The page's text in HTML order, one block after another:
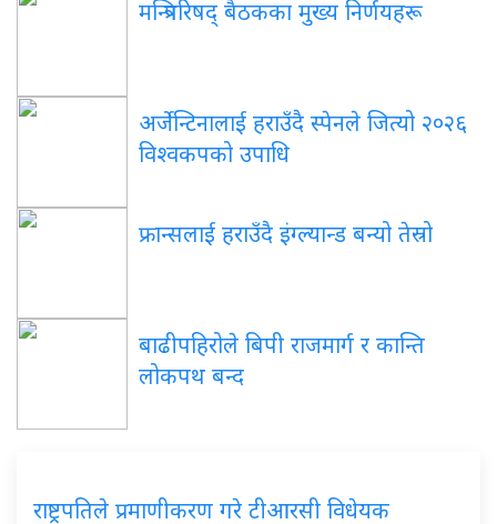
मन्त्रिपरिषद् बैठकका मुख्य निर्णयहरू
अर्जेन्टिनालाई हराउँदै स्पेनले जित्यो २०२६
विश्वकपको उपाधि
फ्रान्सलाई हराउँदै इंग्ल्यान्ड बन्यो तेस्रो
बाढीपहिरोले बिपी राजमार्ग र कान्ति
लोकपथ बन्द
राष्ट्रपतिले प्रमाणीकरण गरे टीआरसी विधेयक